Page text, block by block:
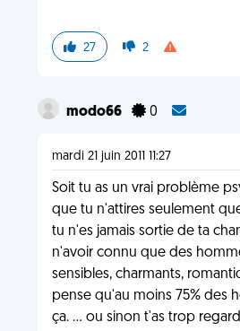
27 2
modo66 0
mardi 21 juin 2011 11:27
Soit tu as un vrai problème
que tu n'attires seulement
tu n'es jamais sortie de ta
n'avoir connu que des
sensibles, charmants,
pense qu'au moins 75% des
ça. ... ou sinon t'as trop